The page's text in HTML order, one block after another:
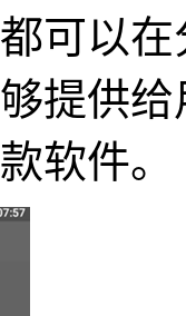
可以
提供
软件。